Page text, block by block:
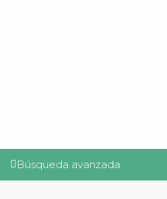
Búsqueda avanzada